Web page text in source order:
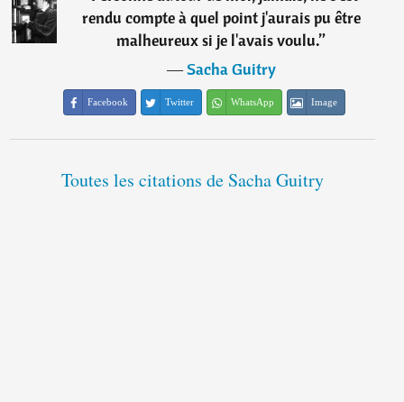
rendu compte à quel point j'aurais pu être
malheureux si je l'avais voulu.”
―Sacha Guitry
Facebook Twitter WhatsApp Image
Toutes les citations de Sacha Guitry